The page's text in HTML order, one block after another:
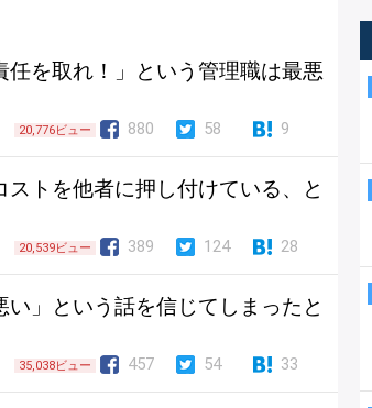
を取れ！」という管理職は最悪
20,776ビュー 880 58 9
トを他者に押し付けている、と
20,539ビュー 389 124 28
」という話を信じてしまったと
35,038ビュー 457 54 33